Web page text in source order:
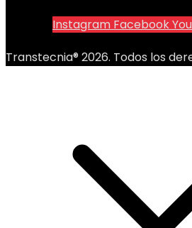
Instagram Facebook
Transtecnia® 2026. Todos los